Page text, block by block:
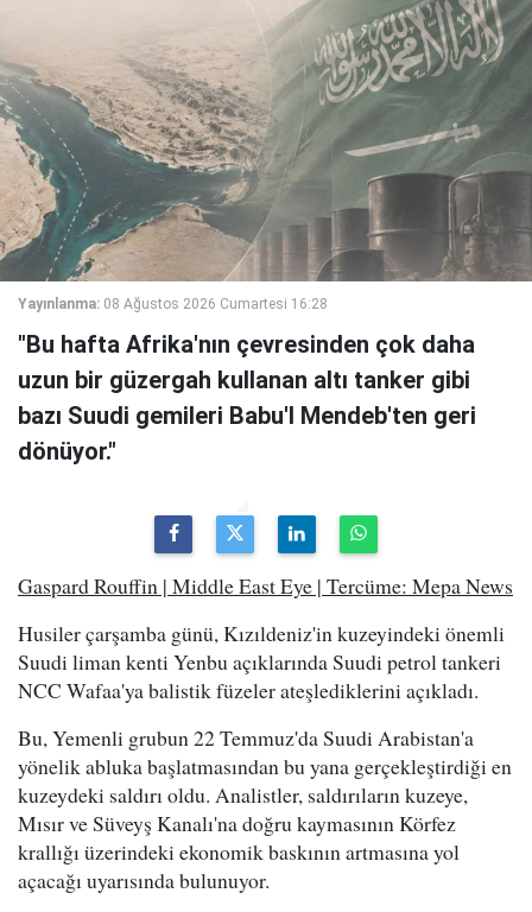
Yayınlanma: 08 Ağustos 2026 Cumartesi 16:28
"Bu hafta Afrika'nın çevresinden çok daha
uzun bir güzergah kullanan altı tanker gibi
bazı Suudi gemileri Babu'l Mendeb'ten geri
dönüyor."
Gaspard Rouffin | Middle East Eye | Tercüme: Mepa News
Husiler çarşamba günü, Kızıldeniz'in kuzeyindeki önemli
Suudi liman kenti Yenbu açıklarında Suudi petrol tankeri
NCC Wafaa'ya balistik füzeler ateşlediklerini açıkladı.
Bu, Yemenli grubun 22 Temmuz'da Suudi Arabistan'a
yönelik abluka başlatmasından bu yana gerçekleştirdiği en
kuzeydeki saldırı oldu. Analistler, saldırıların kuzeye,
Mısır ve Süveyş Kanalı'na doğru kaymasının Körfez
krallığı üzerindeki ekonomik baskının artmasına yol
açacağı uyarısında bulunuyor.